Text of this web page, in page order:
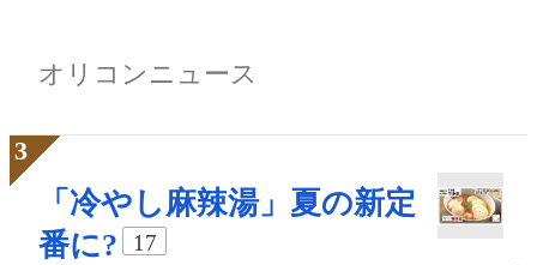
オリコンニュース
「冷やし麻辣湯」夏の新定
番に?
17